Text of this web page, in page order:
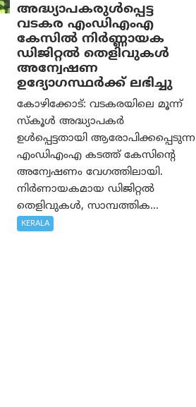
അദ്ധ്യാപകരുള്‍പ്പെട്ട
വടകര എംഡി‌എം‌എ
കേസില്‍ നിര്‍ണ്ണായക
ഡിജിറ്റല്‍ തെളിവുകള്‍
അന്വേഷണ
ഉദ്യോഗസ്ഥര്‍ക്ക് ലഭിച്ചു
കോഴിക്കോട്: വടകരയിലെ മൂന്ന്
സ്കൂൾ അദ്ധ്യാപകർ
ഉൾപ്പെട്ടതായി ആരോപിക്കപ്പെടുന്ന
എംഡിഎംഎ കടത്ത് കേസിന്റെ
അന്വേഷണം വേഗത്തിലായി.
നിർണായകമായ ഡിജിറ്റൽ
തെളിവുകൾ, സാമ്പത്തിക...
KERALA